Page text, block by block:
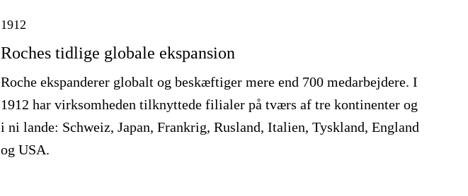
1912
Roches tidlige globale ekspansion
Roche ekspanderer globalt og beskæftiger mere end 700 medarbejdere. I
1912 har virksomheden tilknyttede filialer på tværs af tre kontinenter og
i ni lande: Schweiz, Japan, Frankrig, Rusland, Italien, Tyskland, England
og USA.